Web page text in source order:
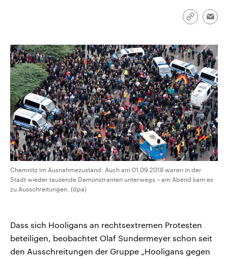
Link
Chemnitz im Ausnahmezustand: Auch am 01.09.2018 waren in der
Stadt wieder tausende Demonstranten unterwegs – am Abend kam es
zu Ausschreitungen. (dpa)
Dass sich Hooligans an rechtsextremen Protesten
beteiligen, beobachtet Olaf Sundermeyer schon seit
den Ausschreitungen der Gruppe „Hooligans gegen